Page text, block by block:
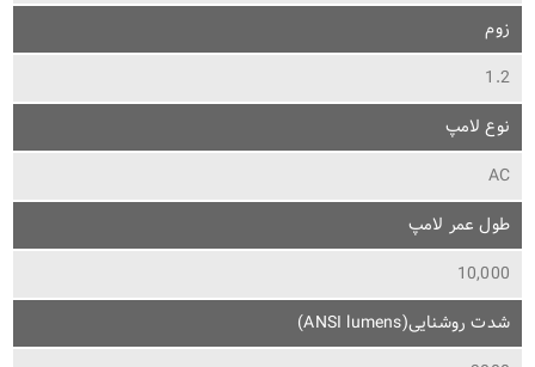
زوم
1.2
نوع لامپ
AC
طول عمر لامپ
10,000
شدت روشنایی(ANSI lumens)